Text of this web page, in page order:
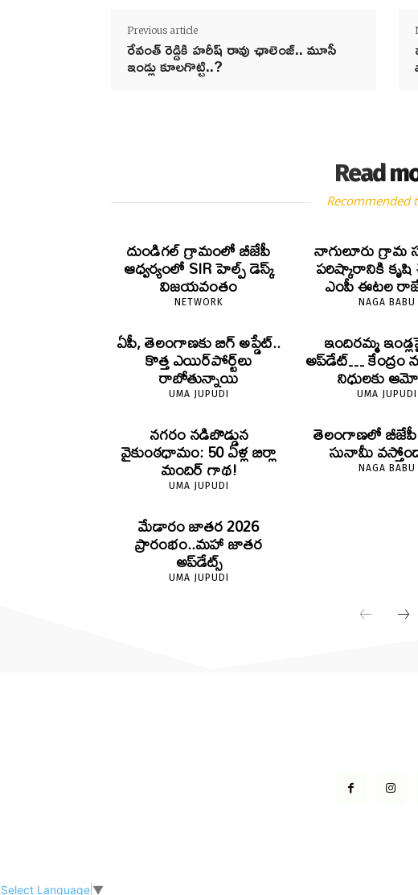
Previous article
రేవంత్ రెడ్డికి హరీష్ రావు ఛాలెంజ్.. మూసీ
ఇండ్లు కూలగొట్టి..?
Read
Recommended
దుండిగల్ గ్రామంలో బీజేపీ
ఆధ్వర్యంలో SIR హెల్ప్ డెస్క్
విజయవంతం
NETWORK
నాగులూరు గ్రామ
పరిష్కారానికి కృషి
ఎంపీ ఈటల
NAGA BABU
ఏపీ, తెలంగాణకు బిగ్ అప్డేట్..
కొత్త ఎయిర్‌పోర్ట్‌లు
రాబోతున్నాయి
UMA JUPUDI
ఇందిరమ్మ
అప్‌డేట్… కేంద్రం
నిధులకు
UMA JUPUDI
నగరం నడిబొడ్డున
వైకుంఠధామం: 50 ఏళ్ల బిర్లా
మందిర్ గాథ!
UMA JUPUDI
తెలంగాణ‌లో
సునామీ
NAGA BABU
మేడారం జాతర 2026
ప్రారంభం..మహా జాతర
అప్‌డేట్స్
UMA JUPUDI
Select Language ▼